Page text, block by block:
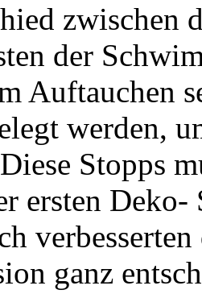
zwischen
der
Auftauchen
werden,
Stopps
ersten
ganz